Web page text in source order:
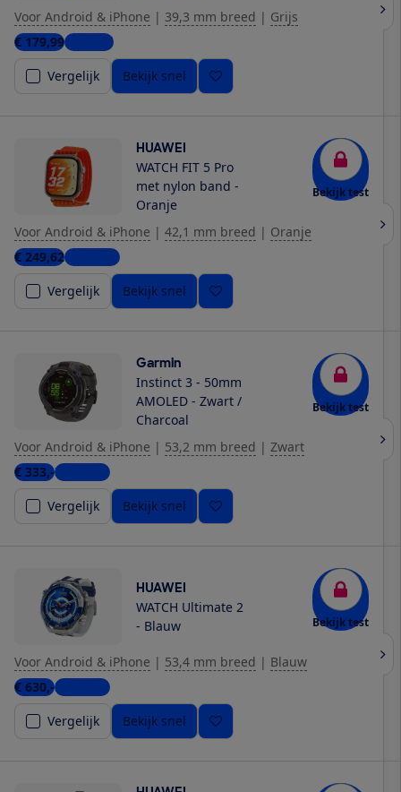
Voor Android & iPhone | 39,3 mm breed | Grijs
€ 179,991 winkel
Vergelijk
Bekijk snel
HUAWEI
WATCH FIT 5 Pro
met nylon band -
Oranje
Bekijk test
Voor Android & iPhone | 42,1 mm breed | Oranje
€ 249,624 winkels
Vergelijk
Bekijk snel
Garmin
Instinct 3 - 50mm
AMOLED - Zwart /
Charcoal
Bekijk test
Voor Android & iPhone | 53,2 mm breed | Zwart
€ 333,-7 winkels
Vergelijk
Bekijk snel
HUAWEI
WATCH Ultimate 2
- Blauw
Bekijk test
Voor Android & iPhone | 53,4 mm breed | Blauw
€ 630,-5 winkels
Vergelijk
Bekijk snel